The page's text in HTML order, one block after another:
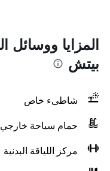
المزايا ووسائل
بيتش
شاطىء خاص
حمام سباحة خارجي
مركز اللياقة البدنية